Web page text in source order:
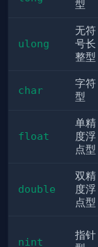
型
ulong
无符
号长
整型
char
字符
型
float
单精
度浮
点型
double
双精
度浮
点型
nint
指针